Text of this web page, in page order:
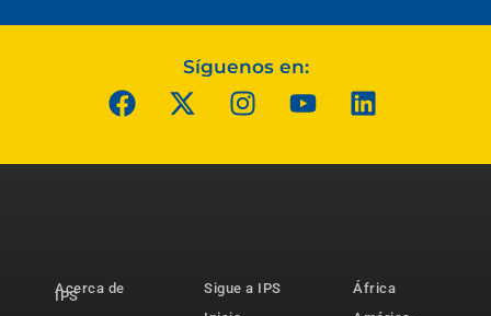
Síguenos en:
Acerca de
IPS
Sigue a IPS
África